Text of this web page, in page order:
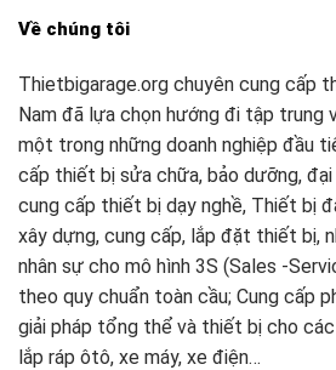
Về chúng tôi
Thietbigarage.org chuyên cung cấp
Nam đã lựa chọn hướng đi tập trung
một trong những doanh nghiệp đầu
cấp thiết bị sửa chữa, bảo dưỡng,
cung cấp thiết bị dạy nghề, Thiết bị
xây dựng, cung cấp, lắp đặt thiết bị,
nhân sự cho mô hình 3S (Sales -
theo quy chuẩn toàn cầu; Cung cấp
giải pháp tổng thể và thiết bị cho
lắp ráp ôtô, xe máy, xe điện…